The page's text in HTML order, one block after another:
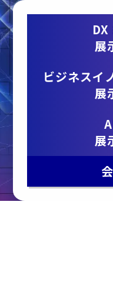
展
ビジネスイ
展
展